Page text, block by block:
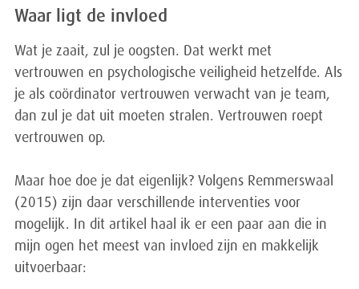
Waar ligt de invloed
Wat je zaait, zul je oogsten. Dat werkt met
vertrouwen en psychologische veiligheid hetzelfde. Als
je als coördinator vertrouwen verwacht van je team,
dan zul je dat uit moeten stralen. Vertrouwen roept
vertrouwen op.
Maar hoe doe je dat eigenlijk? Volgens Remmerswaal
(2015) zijn daar verschillende interventies voor
mogelijk. In dit artikel haal ik er een paar aan die in
mijn ogen het meest van invloed zijn en makkelijk
uitvoerbaar: